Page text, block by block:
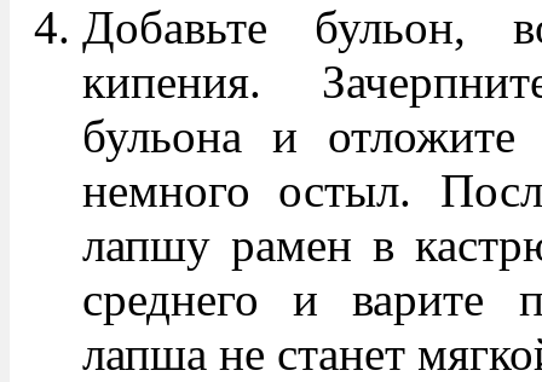
Добавьте бульон,
кипения.
бульона и
немного остыл.
лапшу рамен в
среднего и варите
лапша не станет